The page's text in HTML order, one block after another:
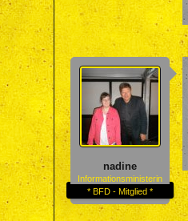
nadine
Informationsministerin
* BFD - Mitglied *